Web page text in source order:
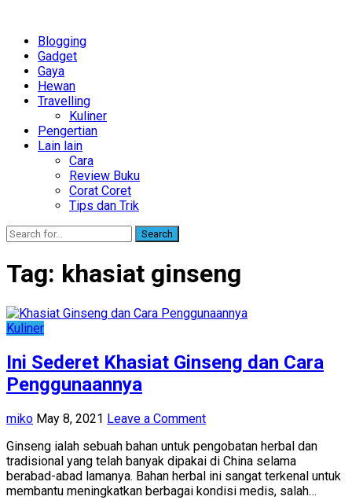
Blogging
Gadget
Gaya
Hewan
Travelling
Kuliner
Pengertian
Lain lain
Cara
Review Buku
Corat Coret
Tips dan Trik
Search
Tag: khasiat ginseng
Kuliner
Ini Sederet Khasiat Ginseng dan Cara
Penggunaannya
miko May 8, 2021 Leave a Comment
Ginseng ialah sebuah bahan untuk pengobatan herbal dan
tradisional yang telah banyak dipakai di China selama
berabad-abad lamanya. Bahan herbal ini sangat terkenal untuk
membantu meningkatkan berbagai kondisi medis, salah…